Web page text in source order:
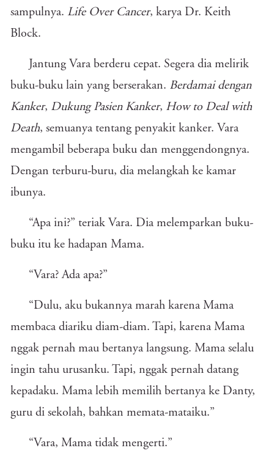
sampulnya. Life Over Cancer, karya Dr. Keith
Block.
Jantung Vara berderu cepat. Segera dia melirik
buku-buku lain yang berserakan. Berdamai dengan
Kanker, Dukung Pasien Kanker, How to Deal with
Death, semuanya tentang penyakit kanker. Vara
mengambil beberapa buku dan menggendongnya.
Dengan terburu-buru, dia melangkah ke kamar
ibunya.
“Apa ini?” teriak Vara. Dia melemparkan buku-
buku itu ke hadapan Mama.
“Vara? Ada apa?”
“Dulu, aku bukannya marah karena Mama
membaca diariku diam-diam. Tapi, karena Mama
nggak pernah mau bertanya langsung. Mama selalu
ingin tahu urusanku. Tapi, nggak pernah datang
kepadaku. Mama lebih memilih bertanya ke Danty,
guru di sekolah, bahkan memata-mataiku.”
“Vara, Mama tidak mengerti.”